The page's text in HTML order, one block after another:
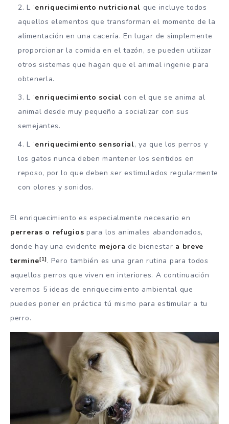
L ‘enriquecimiento nutricional que incluye todos
aquellos elementos que transforman el momento de la
alimentación en una cacería. En lugar de simplemente
proporcionar la comida en el tazón, se pueden utilizar
otros sistemas que hagan que el animal ingenie para
obtenerla.
L ‘enriquecimiento social con el que se anima al
animal desde muy pequeño a socializar con sus
semejantes.
L ‘enriquecimiento sensorial, ya que los perros y
los gatos nunca deben mantener los sentidos en
reposo, por lo que deben ser estimulados regularmente
con olores y sonidos.
El enriquecimiento es especialmente necesario en
perreras o refugios para los animales abandonados,
donde hay una evidente mejora de bienestar a breve
termine[1] . Pero también es una gran rutina para todos
aquellos perros que viven en interiores. A continuación
veremos 5 ideas de enriquecimiento ambiental que
puedes poner en práctica tú mismo para estimular a tu
perro.